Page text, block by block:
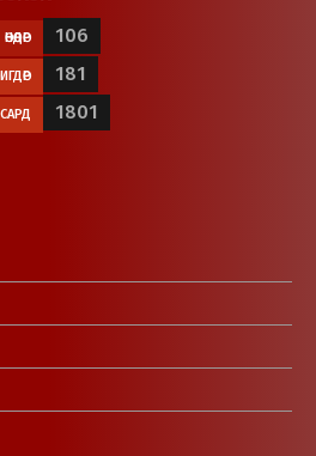
ӨНӨӨДӨР 106
181
1801